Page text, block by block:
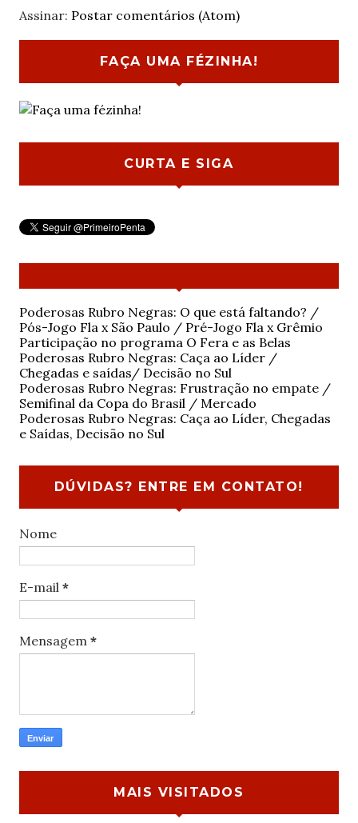
Assinar: Postar comentários (Atom)
FAÇA UMA FÉZINHA!
CURTA E SIGA
Poderosas Rubro Negras: O que está faltando? /
Pós-Jogo Fla x São Paulo / Pré-Jogo Fla x Grêmio
Participação no programa O Fera e as Belas
Poderosas Rubro Negras: Caça ao Líder /
Chegadas e saídas/ Decisão no Sul
Poderosas Rubro Negras: Frustração no empate /
Semifinal da Copa do Brasil / Mercado
Poderosas Rubro Negras: Caça ao Líder, Chegadas
e Saídas, Decisão no Sul
DÚVIDAS? ENTRE EM CONTATO!
Nome
E-mail *
Mensagem *
MAIS VISITADOS